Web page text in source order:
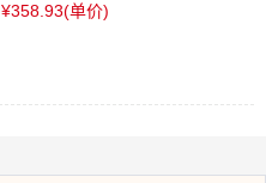
¥358.93(单价)